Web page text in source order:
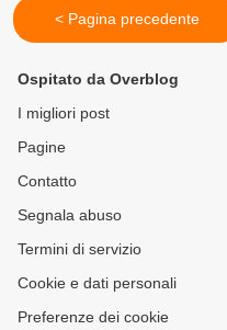
< Pagina precedente
Ospitato da Overblog
I migliori post
Pagine
Contatto
Segnala abuso
Termini di servizio
Cookie e dati personali
Preferenze dei cookie